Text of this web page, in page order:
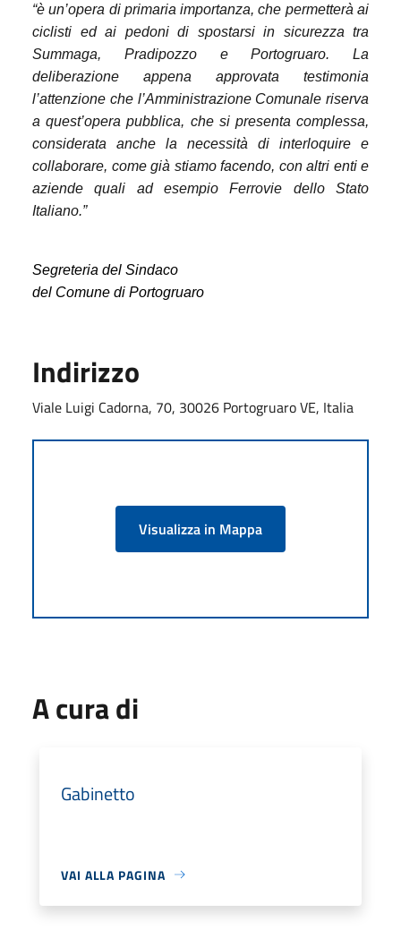
“è un’opera di primaria importanza, che permetterà ai
ciclisti ed ai pedoni di spostarsi in sicurezza tra
Summaga, Pradipozzo e Portogruaro. La
deliberazione appena approvata testimonia
l’attenzione che l’Amministrazione Comunale riserva
a quest’opera pubblica, che si presenta complessa,
considerata anche la necessità di interloquire e
collaborare, come già stiamo facendo, con altri enti e
aziende quali ad esempio Ferrovie dello Stato
Italiano.”
Segreteria del Sindaco
del Comune di Portogruaro
Indirizzo
Viale Luigi Cadorna, 70, 30026 Portogruaro VE, Italia
Visualizza in Mappa
A cura di
Gabinetto
VAI ALLA PAGINA